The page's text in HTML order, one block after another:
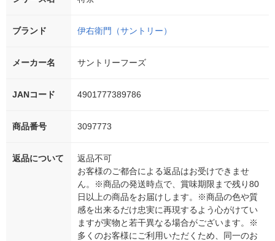
ブランド 伊右衛門（サントリー）
メーカー名 サントリーフーズ
JANコード 4901777389786
商品番号 3097773
返品について
返品不可
お客様のご都合による返品はお受けできませ
ん。※商品の発送時点で、賞味期限まで残り80
日以上の商品をお届けします。※商品の色や質
感を出来るだけ忠実に再現するよう心がけてい
ますが実物と若干異なる場合がございます。※
多くのお客様にご利用いただくため、同一のお